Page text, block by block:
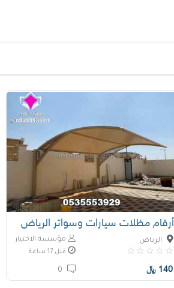
أرقام مظلات سيارات وسواتر الرياض
مؤسسة الاختيار الاول الرياض
قبل 17 ساعة
140 ﷼